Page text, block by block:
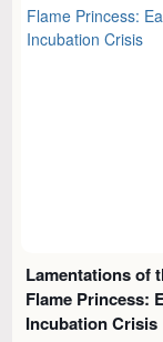
Lamentations of
Flame Princess:
Incubation Crisis